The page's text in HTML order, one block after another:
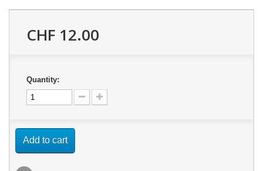
CHF 12.00
Quantity:
Add to cart